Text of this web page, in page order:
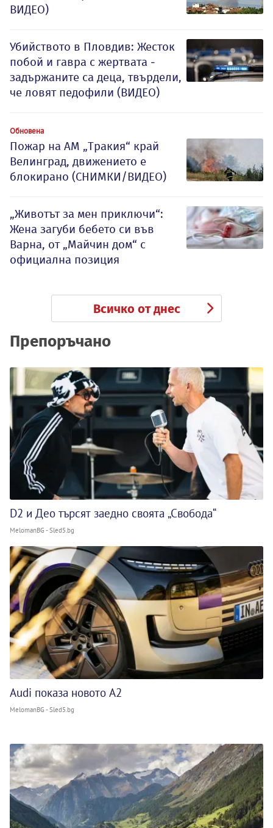
ВИДЕО)
Убийството в Пловдив: Жесток
побой и гавра с жертвата -
задържаните са деца, твърдели,
че ловят педофили (ВИДЕО)
Обновена
Пожар на АМ „Тракия“ край
Велинград, движението е
блокирано (СНИМКИ/ВИДЕО)
„Животът за мен приключи“:
Жена загуби бебето си във
Варна, от „Майчин дом“ с
официална позиция
Всичко от днес
Препоръчано
D2 и Део търсят заедно своята „Свобода“
MelomanBG - Sled5.bg
Audi показа новото A2
MelomanBG - Sled5.bg